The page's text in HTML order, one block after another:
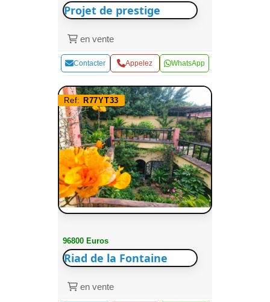
Projet de prestige
en vente
Contacter Appelez WhatsApp
Ref: R77YT33
96800 Euros
Riad de la Fontaine
en vente